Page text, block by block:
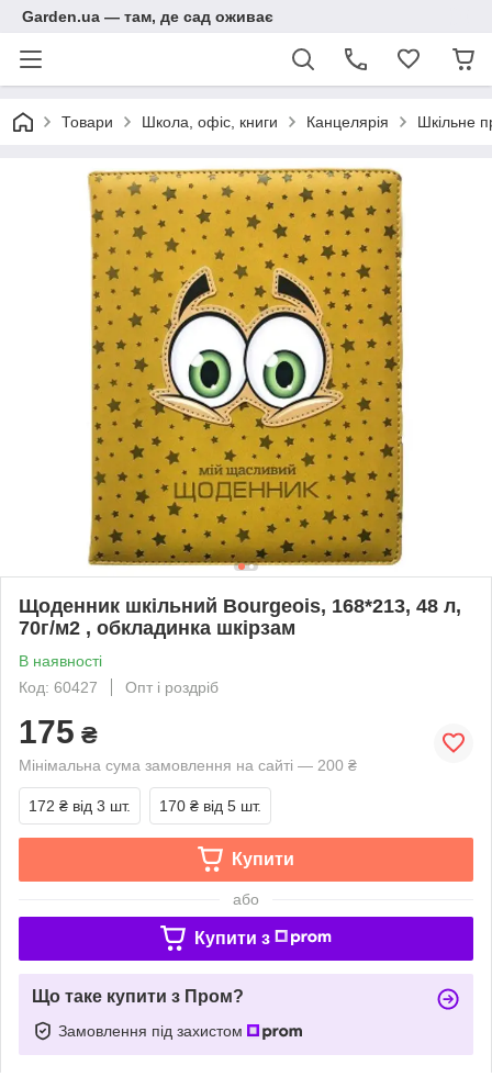
Garden.ua — там, де сад оживає
Товари Школа, офіс, книги Канцелярія Шкільне
Щоденник шкільний Bourgeois, 168*213, 48 л,
70г/м2 , обкладинка шкірзам
В наявності
Код: 60427
Опт і роздріб
175 ₴
Мінімальна сума замовлення на сайті — 200 ₴
172 ₴ від 3 шт. 170 ₴ від 5 шт.
Купити
або
Купити з
Що таке купити з Пром?
Замовлення під захистом